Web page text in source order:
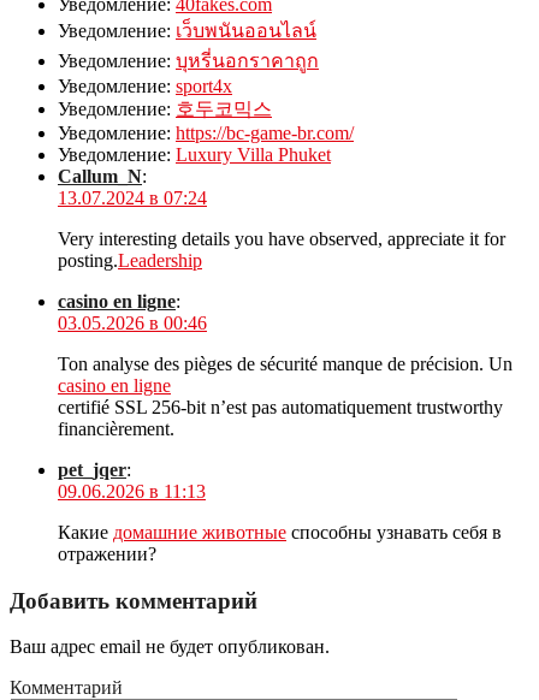
Уведомление: เว็บพนันออนไลน์
Уведомление: บุหรี่นอกราคาถูก
Уведомление: sport4x
Уведомление: 호두코믹스
Уведомление: https://bc-game-br.com/
Уведомление: Luxury Villa Phuket
Callum_N:
13.07.2024 в 07:24
Very interesting details you have observed, appreciate it for
posting.Leadership
casino en ligne:
03.05.2026 в 00:46
Ton analyse des pièges de sécurité manque de précision. Un
casino en ligne
certifié SSL 256-bit n’est pas automatiquement trustworthy
financièrement.
pet_jqer:
09.06.2026 в 11:13
Какие домашние животные способны узнавать себя в
отражении?
Добавить комментарий
Ваш адрес email не будет опубликован.
Комментарий